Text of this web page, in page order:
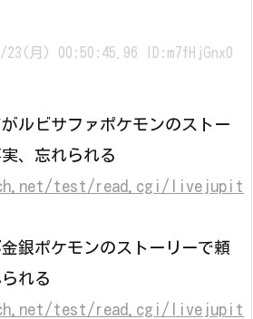
23(月) 00:50:45.96 ID:m7fHjGnx0
がルビサファポケモンのストー
、忘れられる
test/read.cgi/livejupit
金銀ポケモンのストーリーで頼
れる
test/read.cgi/livejupit